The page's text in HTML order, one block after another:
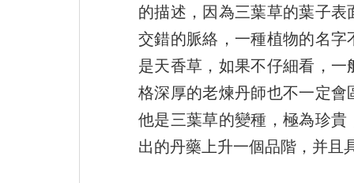
的描述，因為三葉草的葉子
交錯的脈絡，一種植物的名
是天香草，如果不仔細看，
格深厚的老煉丹師也不一定
他是三葉草的變種，極為珍
出的丹藥上升一個品階，并且